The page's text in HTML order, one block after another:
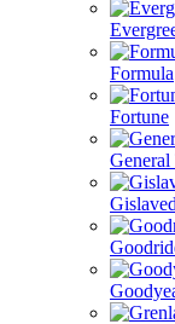
Formula
Fortune
General
Gislaved